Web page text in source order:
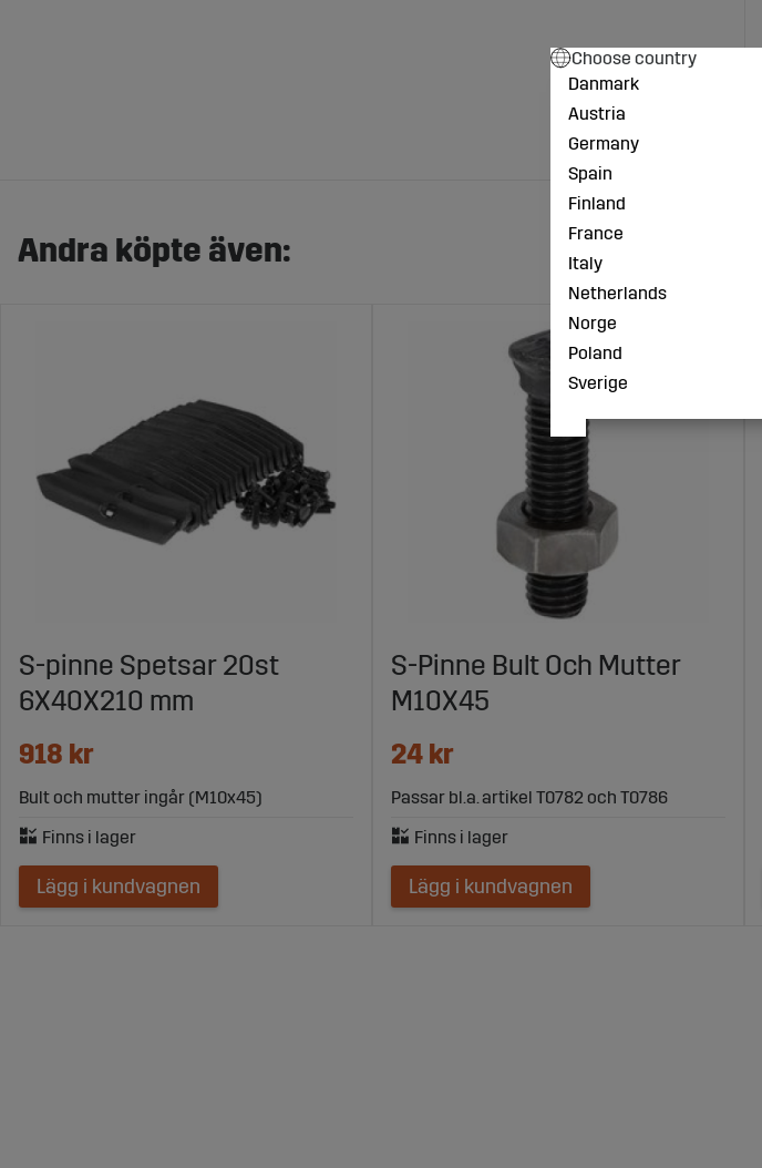
Andra köpte även:
S-pinne Spetsar 20st
6X40X210 mm
918 kr
Bult och mutter ingår (M10x45)
Lägg i kundvagnen
S-Pinne Bult Och Mutter
M10X45
24 kr
Passar bl.a. artikel T0782 och T0786
Lägg i kundvagnen
Choose country
Danmark
Austria
Germany
Spain
Finland
France
Italy
Netherlands
Norge
Poland
Sverige